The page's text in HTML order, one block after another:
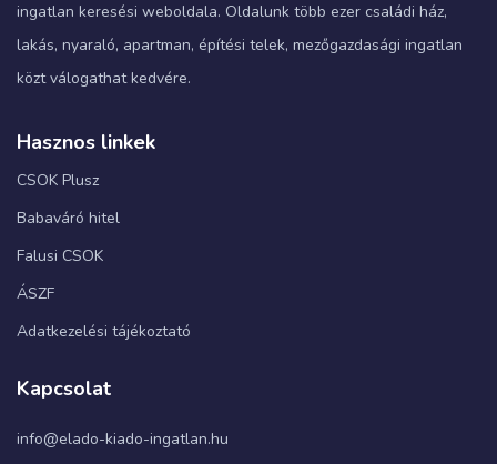
ingatlan keresési weboldala. Oldalunk több ezer családi ház,
lakás, nyaraló, apartman, építési telek, mezőgazdasági ingatlan
közt válogathat kedvére.
Hasznos linkek
CSOK Plusz
Babaváró hitel
Falusi CSOK
ÁSZF
Adatkezelési tájékoztató
Kapcsolat
info@elado-kiado-ingatlan.hu